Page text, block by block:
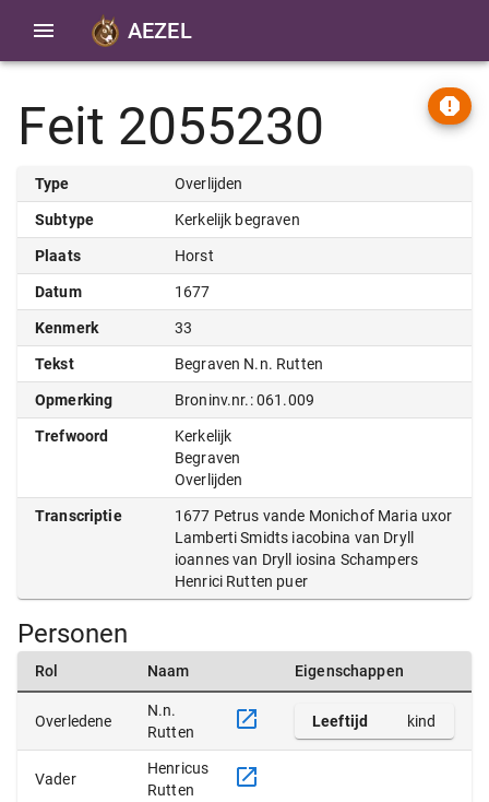
AEZEL
Feit 2055230
Type Overlijden
Subtype Kerkelijk begraven
Plaats Horst
Datum 1677
Kenmerk 33
Tekst Begraven N.n. Rutten
Opmerking Broninv.nr.: 061.009
Trefwoord
Kerkelijk
Begraven
Overlijden
Transcriptie
1677 Petrus vande Monichof Maria uxor
Lamberti Smidts iacobina van Dryll
ioannes van Dryll iosina Schampers
Henrici Rutten puer
Personen
Rol Naam Eigenschappen
Overledene
N.n.
Rutten
Leeftijd kind
Vader
Henricus
Rutten